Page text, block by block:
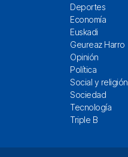
Deportes
Economía
Euskadi
Geureaz Harro
Opinión
Política
Social y religión
Sociedad
Tecnología
Triple B